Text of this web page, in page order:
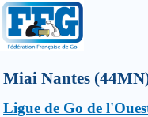
Miai Nantes
Ligue de Go de